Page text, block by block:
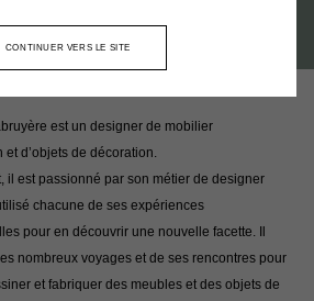
est un designer de mobilier
et d’objets de décoration.
il est passionné par son métier de designer
chacune de ses expériences
pour en découvrir une nouvelle facette. Il
nombreux voyages et de ses rencontres pour
et fabriquer des meubles et des objets de
CONTINUER VERS LE SITE